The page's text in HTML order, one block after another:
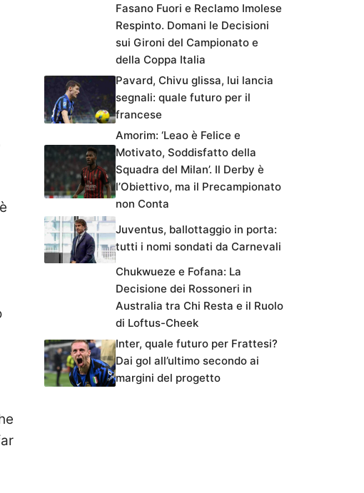
è
Fasano Fuori e Reclamo Imolese
Respinto. Domani le Decisioni
sui Gironi del Campionato e
della Coppa Italia
Pavard, Chivu glissa, lui lancia
segnali: quale futuro per il
francese
Amorim: ‘Leao è Felice e
Motivato, Soddisfatto della
Squadra del Milan’. Il Derby è
l’Obiettivo, ma il Precampionato
non Conta
Juventus, ballottaggio in porta:
tutti i nomi sondati da Carnevali
Chukwueze e Fofana: La
Decisione dei Rossoneri in
Australia tra Chi Resta e il Ruolo
di Loftus-Cheek
Inter, quale futuro per Frattesi?
Dai gol all’ultimo secondo ai
margini del progetto